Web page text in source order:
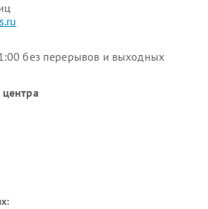
без перерывов и выходных
центра